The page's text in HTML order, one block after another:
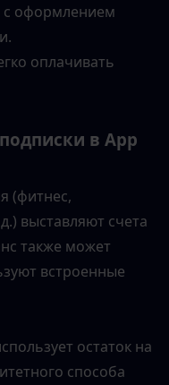
оформлением
оплачивать
в App
(фитнес,
выставляют счета
также может
встроенные
остаток на
способа